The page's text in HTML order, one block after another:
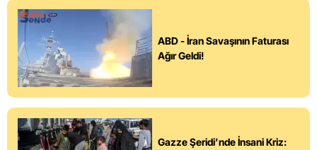
ABD - İran Savaşının Faturası
Ağır Geldi!
Gazze Şeridi’nde İnsani Kriz: